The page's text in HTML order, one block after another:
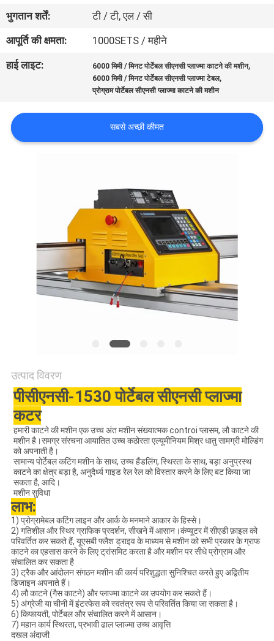
गुणवत्ता
नियंत्रण
एक
का
अनुरोध
गोपनीयता
भुगतान शर्तें:
टी / टी, एल / सी
आपूर्ति की क्षमता:
1000SETS / महीने
हाई लाइट:
6000 मिमी / मिनट पोर्टेबल सीएनसी प्लाज्मा काटने की मशीन,
6000 मिमी / मिनट पोर्टेबल सीएनसी प्लाज्मा टेबल,
प्रोग्राम पोर्टेबल सीएनसी प्लाज्मा काटने की मशीन
सबसे अच्छी कीमत
उत्पाद विवरण
पीसीएनसी-1530 पोर्टेबल सीएनसी प्लाज्मा
कटर
हमारी काटने की मशीन एक उच्च अंत मशीन संख्यात्मक controi प्लासम, लौ काटने की
मशीन है।समग्र संरचना आयातित उच्च कठोरता एल्यूमीनियम मिश्र धातु सामग्री मोल्डिंग
को अपनाती है।
सामान्य पोर्टेबल कटिंग मशीन के साथ, उच्च हैंडलिंग, स्थिरता के साथ, बड़ा अनुप्रस्थ
काटने का क्षेत्र बड़ा है, अनुदैर्ध्य गाइड रेल रेल को विस्तार करने के लिए बट किया जा
सकता है, आदि।
मशीन सुविधा
लाभ:
1) प्रोग्रामेबल कटिंग लाइन और आर्क के मनमाने आकार के हिस्से।
2) गतिशील और स्थिर ग्राफिक प्रदर्शन, सीखने में आसान।कंप्यूटर में सीएडी फ़ाइल को
परिवर्तित कर सकते हैं, यूएसबी फ्लैश ड्राइव के माध्यम से मशीन को सभी प्रकार के ग्राफ
काटने का एहसास करने के लिए ट्रांसमिट करता है और मशीन पर सीधे प्रोग्राम और
संचालित कर सकता है
3) ट्रैक और आंदोलन संगठन मशीन की कार्य परिशुद्धता सुनिश्चित करते हुए अद्वितीय
डिजाइन अपनाते हैं।
4) लौ काटने (गैस काटने) और प्लाज्मा काटने का उपयोग कर सकते हैं।
5) अंग्रेजी या चीनी में इंटरफेस को स्वतंत्र रूप से परिवर्तित किया जा सकता है।
6) किफायती, पोर्टेबल और संचालित करने में आसान।
7) महान कार्य स्थिरता, प्रभावी ढाल प्लाज्मा उच्च आवृत्ति
दखल अंदाजी